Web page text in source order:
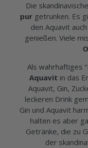
Die
purgetrunken. Es
den Aquavit
genießen. Viele
Als wahrhaftiges
Aquavit in das
Aquavit, Gin,
leckeren Drink
Gin und Aquavit
halten es aber
Getränke, die zu
der